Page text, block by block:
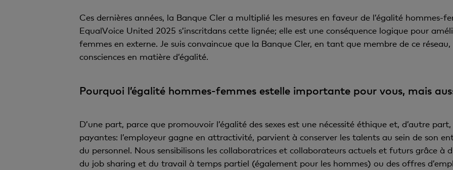
Ces dernières années, la Banque Cler a multiplié les mesures en faveur de l’égalité hommes-
EqualVoice United 2025 s’inscritdans cette lignée; elle est une conséquence logique pour
femmes en externe. Je suis convaincue que la Banque Cler, en tant que membre de ce
consciences en matière d’égalité.
Pourquoi l’égalité hommes-femmes estelle importante pour vous, mais
D’une part, parce que promouvoir l’égalité des sexes est une nécessité éthique et, d’autre
payantes: l’employeur gagne en attractivité, parvient à conserver les talents au sein de son
du personnel. Nous sensibilisons les collaboratrices et collaborateurs actuels et futurs grâce à
du job sharing et du travail à temps partiel (également pour les hommes) ou des offres